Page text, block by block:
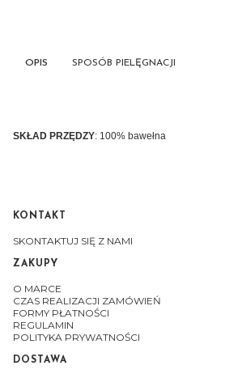
OPIS SPOSÓB PIELĘGNACJI
SKŁAD PRZĘDZY: 100% bawełna
Linki w stopce
KONTAKT
SKONTAKTUJ SIĘ Z NAMI
ZAKUPY
O MARCE
CZAS REALIZACJI ZAMÓWIEŃ
FORMY PŁATNOŚCI
REGULAMIN
POLITYKA PRYWATNOŚCI
DOSTAWA